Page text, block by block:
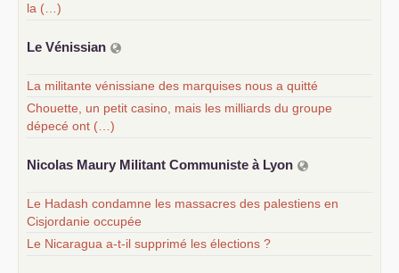
la (…)
Le Vénissian
La militante vénissiane des marquises nous a quitté
Chouette, un petit casino, mais les milliards du groupe
dépecé ont (…)
Nicolas Maury Militant Communiste à Lyon
Le Hadash condamne les massacres des palestiens en
Cisjordanie occupée
Le Nicaragua a-t-il supprimé les élections ?